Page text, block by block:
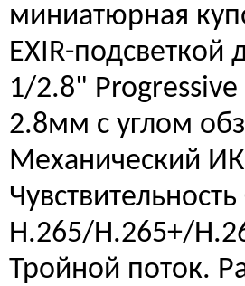
миниатюрная
EXIR-
1/2.8" Progressive
2.8мм с углом
Механический
H.265/H.265+/
Тройной поток.